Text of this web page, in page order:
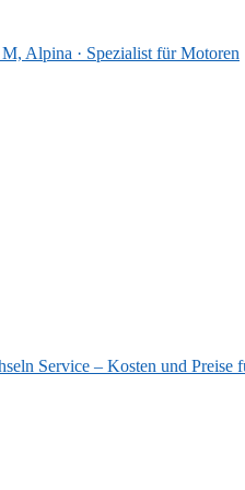
Service – Kosten und Preise